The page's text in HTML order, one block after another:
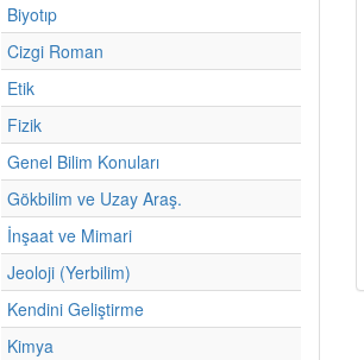
Biyotıp
Cizgi Roman
Etik
Fizik
Genel Bilim Konuları
Gökbilim ve Uzay Araş.
İnşaat ve Mimari
Jeoloji (Yerbilim)
Kendini Geliştirme
Kimya